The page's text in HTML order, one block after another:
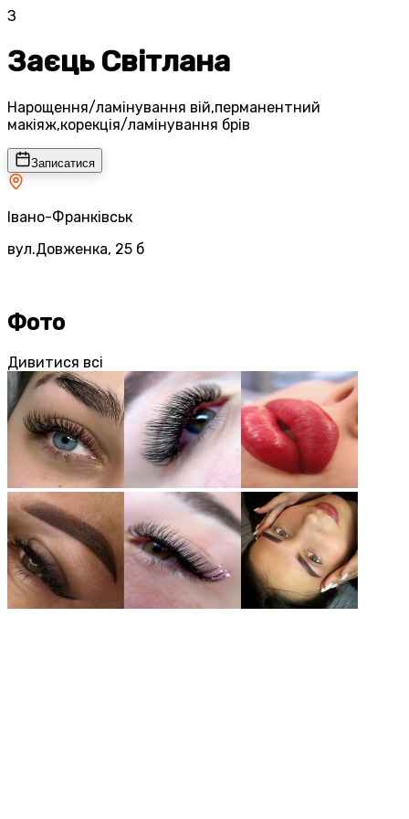
З
Заєць Світлана
Нарощення/ламінування вій,перманентний
макіяж,корекція/ламінування брів
Записатися
Івано-Франківськ
вул.Довженка, 25 б
Фото
Дивитися всі